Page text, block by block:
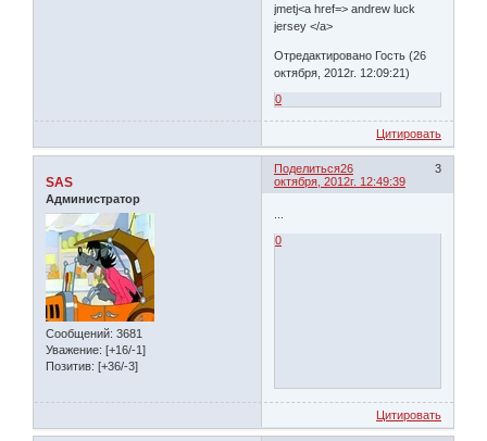
jmetj<a href=> andrew luck
jersey </a>
Отредактировано Гость (26
октября, 2012г. 12:09:21)
0
Цитировать
Поделиться 3
26
октября, 2012г. 12:49:39
SAS
Администратор
Сообщений: 3681
Уважение: [+16/-1]
Позитив: [+36/-3]
0
Цитировать